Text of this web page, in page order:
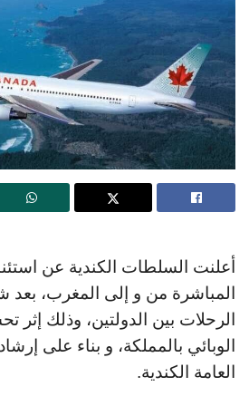
أعلنت السلطات الكندية عن
المباشرة من و إلى المغرب، بعد
الرحلات بين الدولتين، وذلك إثر
الوبائي بالمملكة، و بناء على
العامة الكندية.